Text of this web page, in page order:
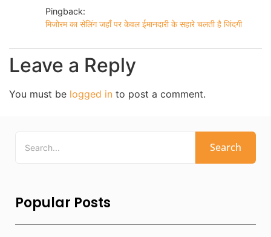
Pingback:
मिजोरम का सेलिंग जहाँ पर केवल ईमानदारी के सहारे चलती है जिंदगी
Leave a Reply
You must be logged in to post a comment.
Search
Popular Posts